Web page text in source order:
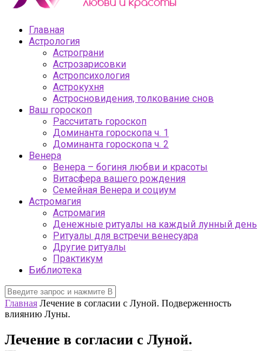
Главная
Астрология
Астрограни
Астрозарисовки
Астропсихология
Астрокухня
Астросновидения, толкование снов
Ваш гороскоп
Рассчитать гороскоп
Доминанта гороскопа ч. 1
Доминанта гороскопа ч. 2
Венера
Венера – богиня любви и красоты
Витасфера вашего рождения
Семейная Венера и социум
Астромагия
Астромагия
Денежные ритуалы на каждый лунный день
Ритуалы для встречи венесуара
Другие ритуалы
Практикум
Библиотека
Главная Лечение в согласии с Луной. Подверженность
влиянию Луны.
Лечение в согласии с Луной.